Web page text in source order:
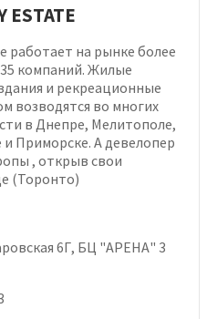
ESTATE
работает на рынке более
компаний. Жилые
и рекреационные
возводятся во многих
в Днепре, Мелитополе,
Приморске. А девелопер
, открыв свои
(Торонто)
6Г, БЦ "АРЕНА" 3